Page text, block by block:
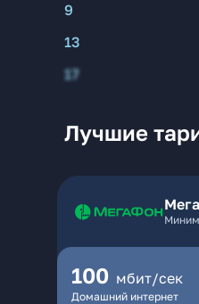
9
13
17
Лучшие
100 мбит/сек
Домашний интернет